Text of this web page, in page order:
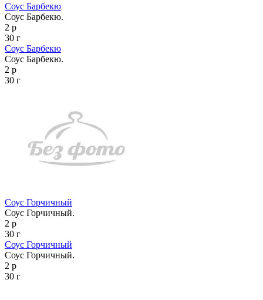
Соус Барбекю
Соус Барбекю.
2 р
30 г
Соус Барбекю
Соус Барбекю.
2 р
30 г
Соус Горчичный
Соус Горчичный.
2 р
30 г
Соус Горчичный
Соус Горчичный.
2 р
30 г